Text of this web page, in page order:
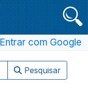
Entrar com Google
Pesquisar